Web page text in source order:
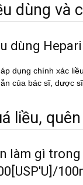
dùng và
dùng
dụng chính xác
của bác sĩ, dược
liều,
làm gì